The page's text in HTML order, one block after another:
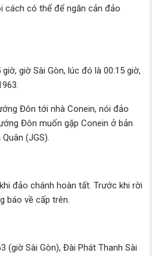
cách có thể để ngăn cản đảo
giờ Sài Gòn, lúc đó là 00:15 giờ,
Đôn tới nhà Conein, nói đảo
Đôn muốn gặp Conein ở bản
(JGS).
đảo chánh hoàn tất. Trước khi rời
báo về cấp trên.
(giờ Sài Gòn), Đài Phát Thanh Sài